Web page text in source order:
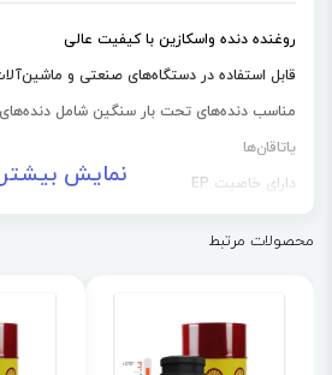
روغنده دنده واسکازین با کیفیت عالی
قابل استفاده در دستگاه‌های صنعتی و
مناسب دنده‌های تحت بار سنگین شامل دنده‌های
یاتاقان‌ها
دارای خاصیت EP
نمایش بیشتر
محصولات مرتبط